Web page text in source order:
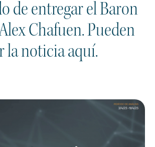
de entregar el Baron
Chafuen. Pueden
la noticia aquí.